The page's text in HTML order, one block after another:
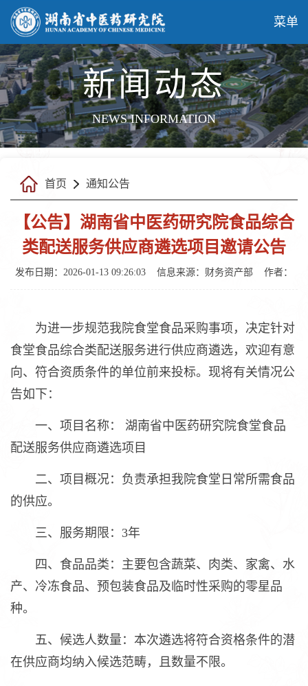
菜单
新闻动态
NEWS INFORMATION
首页 通知公告
【公告】湖南省中医药研究院食品综合
类配送服务供应商遴选项目邀请公告
发布日期：2026-01-13 09:26:03 信息来源：财务资产部 作者：
为进一步规范我院食堂食品采购事项，决定针对
食堂食品综合类配送服务进行供应商遴选，欢迎有意
向、符合资质条件的单位前来投标。现将有关情况公
告如下：
一、项目名称： 湖南省中医药研究院食堂食品
配送服务供应商遴选项目
二、项目概况：负责承担我院食堂日常所需食品
的供应。
三、服务期限：3年
四、食品品类：主要包含蔬菜、肉类、家禽、水
产、冷冻食品、预包装食品及临时性采购的零星品
种。
五、候选人数量：本次遴选将符合资格条件的潜
在供应商均纳入候选范畴，且数量不限。